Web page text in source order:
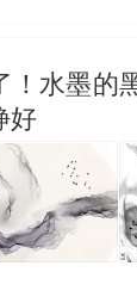
！水墨的
好